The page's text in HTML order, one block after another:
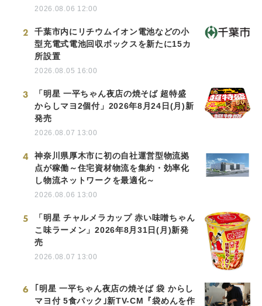
2026.08.06 12:00
2
千葉市内にリチウムイオン電池などの小
型充電式電池回収ボックスを新たに15カ
所設置
2026.08.05 16:00
3
「明星 一平ちゃん夜店の焼そば 超特盛
からしマヨ2個付」2026年8月24日(月)新
発売
2026.08.07 13:00
4
神奈川県厚木市に初の自社運営型物流拠
点が稼働～住宅資材物流を集約・効率化
し物流ネットワークを最適化～
2026.08.06 13:00
5
「明星 チャルメラカップ 赤い味噌ちゃん
こ味ラーメン」2026年8月31日(月)新発
売
2026.08.07 13:00
6
｢明星 一平ちゃん夜店の焼そば 袋 からし
マヨ付 5食パック｣新TV-CM『袋めんを作